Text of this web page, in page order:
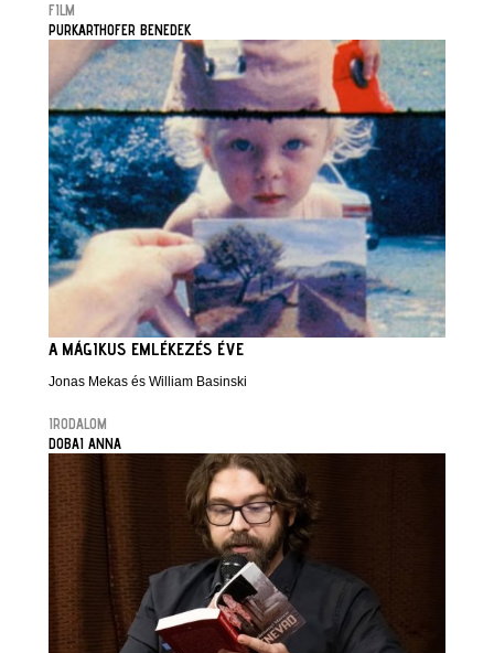
FILM
PURKARTHOFER BENEDEK
A MÁGIKUS EMLÉKEZÉS ÉVE
Jonas Mekas és William Basinski
IRODALOM
DOBAI ANNA